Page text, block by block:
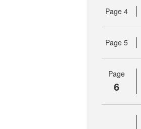
Page 4
Page 5
Page
6